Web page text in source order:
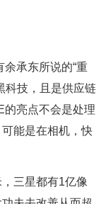
承东所说的“重
科技，且是供应链
的亮点不会是处理
能是在相机，快
三星都有1亿像